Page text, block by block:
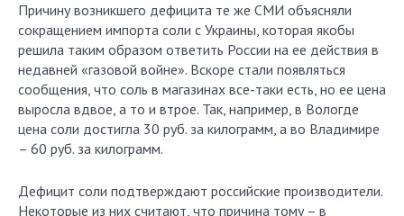
Причину возникшего дефицита те же СМИ объясняли
сокращением импорта соли с Украины, которая якобы
решила таким образом ответить России на ее действия в
недавней «газовой войне». Вскоре стали появляться
сообщения, что соль в магазинах все-таки есть, но ее цена
выросла вдвое, а то и втрое. Так, например, в Вологде
цена соли достигла 30 руб. за килограмм, а во Владимире
– 60 руб. за килограмм.
Дефицит соли подтверждают российские производители.
Некоторые из них считают, что причина тому – в